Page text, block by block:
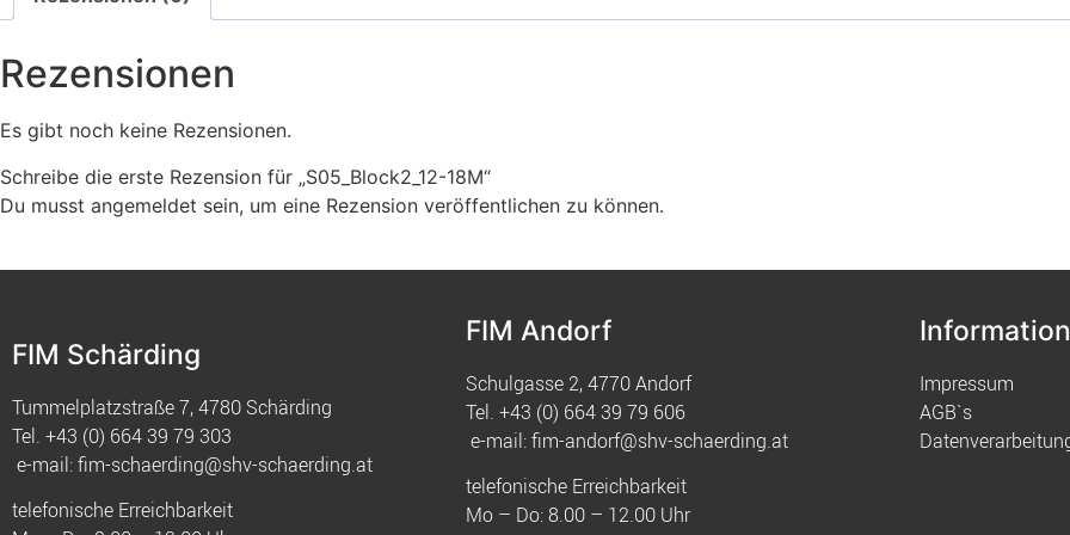
Rezensionen
Es gibt noch keine Rezensionen.
Schreibe die erste Rezension für „S05_Block2_12-18M“
Du musst angemeldet sein, um eine Rezension veröffentlichen zu können.
FIM Schärding
Tummelplatzstraße 7, 4780 Schärding
Tel. +43 (0) 664 39 79 303
e-mail:fim-schaerding@shv-schaerding.at
telefonische Erreichbarkeit
FIM Andorf
Schulgasse 2, 4770 Andorf
Tel. +43 (0) 664 39 79 606
e-mail:fim-andorf@shv-schaerding.at
telefonische Erreichbarkeit
Mo – Do: 8.00 – 12.00 Uhr
Impressum
AGB`s